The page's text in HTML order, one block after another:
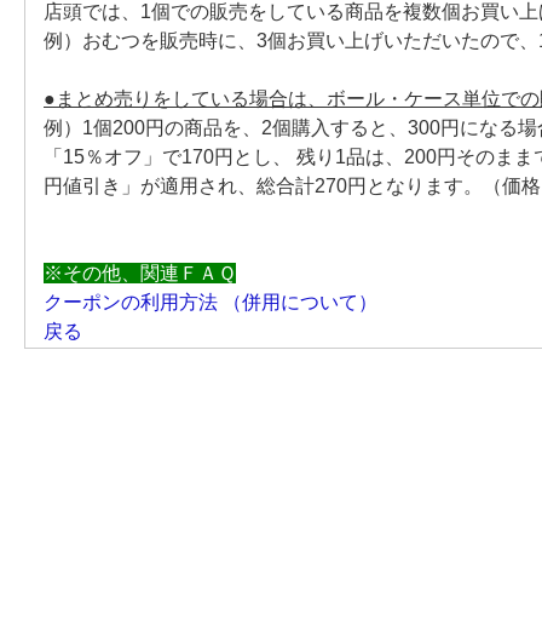
店頭では、1個での販売をしている商品を複数個お買い
例）おむつを販売時に、3個お買い上げいただいたので
●まとめ売りをしている場合は、ボール・ケース単位で
例）1個200円の商品を、2個購入すると、300円になる
「15％オフ」で170円とし、 残り1品は、200円そのま
円値引き」が適用され、総合計270円となります。（価
※その他、関連ＦＡＱ
クーポンの利用方法 （併用について）
戻る